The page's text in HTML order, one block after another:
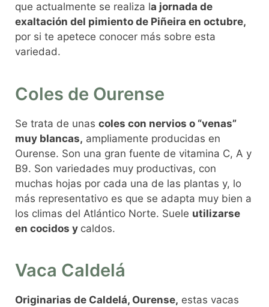
que actualmente se realiza la jornada de
exaltación del pimiento de Piñeira en octubre,
por si te apetece conocer más sobre esta
variedad.
Coles de Ourense
Se trata de unas coles con nervios o “venas”
muy blancas, ampliamente producidas en
Ourense. Son una gran fuente de vitamina C, A y
B9. Son variedades muy productivas, con
muchas hojas por cada una de las plantas y, lo
más representativo es que se adapta muy bien a
los climas del Atlántico Norte. Suele utilizarse
en cocidos y caldos.
Vaca Caldelá
Originarias de Caldelá, Ourense, estas vacas